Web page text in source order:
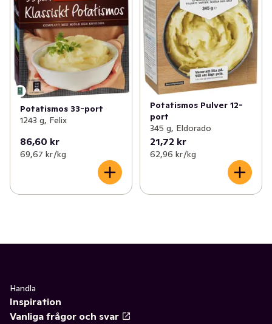
Potatismos 33-port
1243 g, Felix
86,60 kr
69,67 kr /kg
Potatismos Pulver 12-
port
345 g, Eldorado
21,72 kr
62,96 kr /kg
Handla
Inspiration
Vanliga frågor och svar